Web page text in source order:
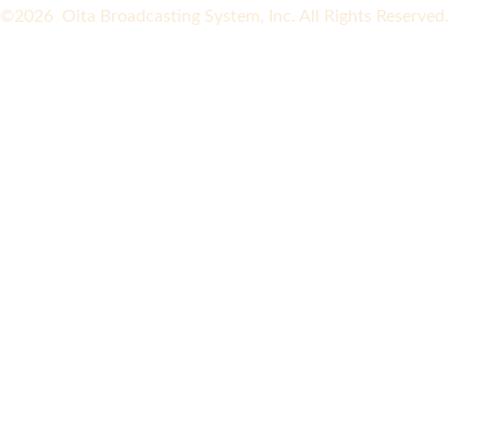
©2026 Oita Broadcasting System, Inc. All Rights Reserved.